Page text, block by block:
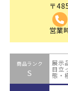
〒
営業
商品ランク
S
展示
目立
態・